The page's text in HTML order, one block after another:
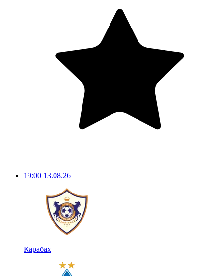
19:00 13.08.26
Карабах